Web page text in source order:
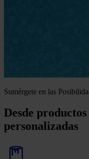
Sumérgete en las
Desde
personalizadas